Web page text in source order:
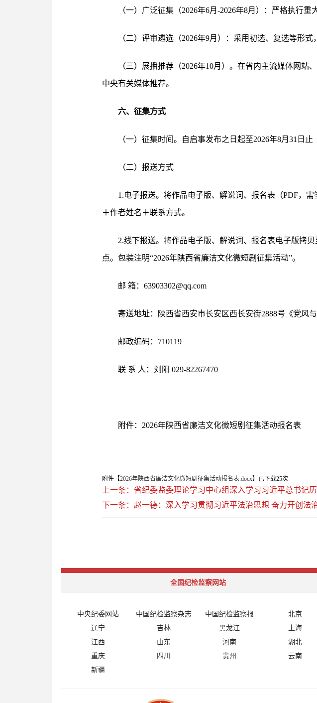
（一）广泛征集（2026年6月-2026年8月）：严格执行
（二）评审遴选（2026年9月）：采用初选、复选等形
（三）展播推荐（2026年10月）。在省内主流媒体网
中央有关媒体推荐。
六、征集方式
（一）征集时间。自启事发布之日起至2026年8月31日止
（二）报送方式
1.电子报送。将作品电子版、解说词、报名表（PDF，
＋作者姓名＋联系方式。
2.线下报送。将作品电子版、解说词、报名表电子版拷
点。包装注明“2026年陕西省廉洁文化微短剧征集活动”。
邮 箱：63903302@qq.com
寄送地址：陕西省西安市长安区西长安街2888号《党风与
邮政编码：710119
联 系 人：刘阳 029-82267470
附件：2026年陕西省廉洁文化微短剧征集活动报名表
附件【2026年陕西省廉洁文化微短剧征集活动报名表.docx】已下载25次
上一条：省纪委监委理论学习中心组深入学习习近平总书记
下一条：赵一德：深入学习贯彻习近平法治思想 奋力开创法
全国纪检监察网站
中央纪委网站 中国纪检监察杂志 中国纪检监察报 北京
辽宁
吉林 黑龙江 上海
江西
山东 河南 湖北
重庆
四川 贵州 云南
新疆